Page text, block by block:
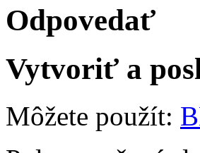
Odpovedať
Vytvoriť a
Môžete použít: